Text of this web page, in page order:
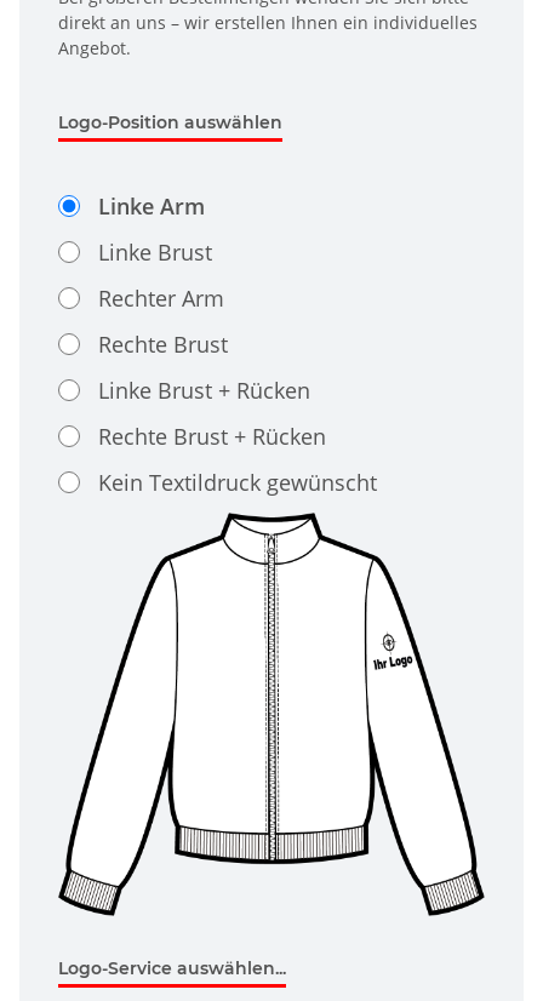
direkt an uns – wir erstellen Ihnen ein individuelles
Angebot.
Logo-Position auswählen
Linke Arm
Linke Brust
Rechter Arm
Rechte Brust
Linke Brust + Rücken
Rechte Brust + Rücken
Kein Textildruck gewünscht
Logo-Service auswählen...